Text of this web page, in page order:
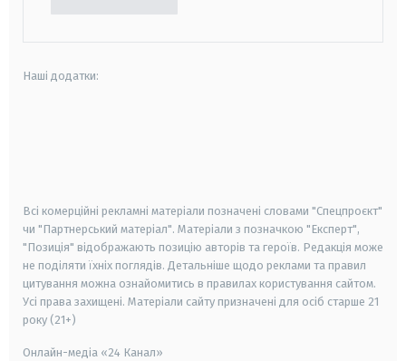
Наші додатки:
Всі комерційні рекламні матеріали позначені словами "Спецпроєкт"
чи "Партнерський матеріал". Матеріали з позначкою "Експерт",
"Позиція" відображають позицію авторів та героїв. Редакція може
не поділяти їхніх поглядів. Детальніше щодо реклами та правил
цитування можна ознайомитись в правилах користування сайтом.
Усі права захищені. Матеріали сайту призначені для осіб старше 21
року (21+)
Онлайн-медіа «24 Канал»